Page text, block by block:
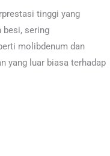
tinggi yang
besi, sering
molibdenum dan
yang luar biasa terhadap